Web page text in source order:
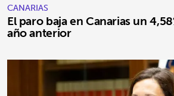
CANARIAS
El paro baja en Canarias un
año anterior